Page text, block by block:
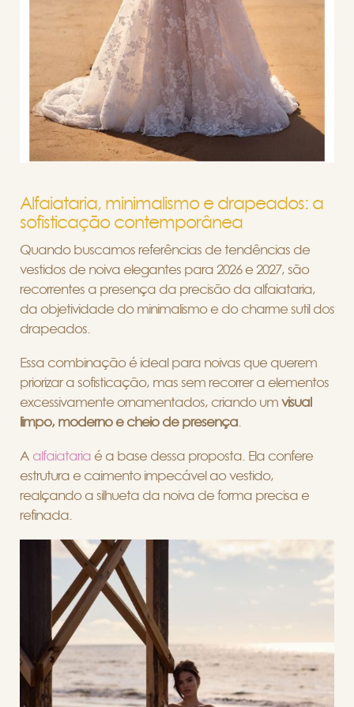
Alfaiataria, minimalismo e drapeados: a
sofisticação contemporânea
Quando buscamos referências de tendências de
vestidos de noiva elegantes para 2026 e 2027, são
recorrentes a presença da precisão da alfaiataria,
da objetividade do minimalismo e do charme sutil dos
drapeados.
Essa combinação é ideal para noivas que querem
priorizar a sofisticação, mas sem recorrer a elementos
excessivamente ornamentados, criando um visual
limpo, moderno e cheio de presença
A alfaiataria é a base dessa proposta. Ela confere
estrutura e caimento impecável ao vestido,
realçando a silhueta da noiva de forma precisa e
refinada.